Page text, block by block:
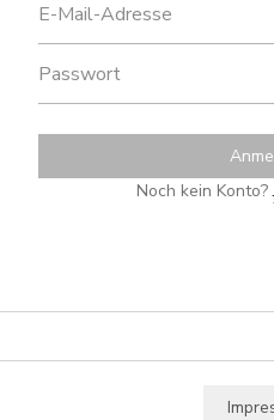
Noch kein Konto?